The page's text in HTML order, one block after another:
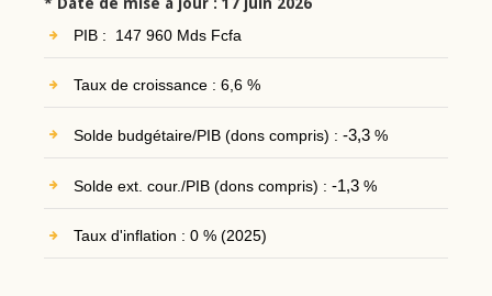
PIB : 147 960 Mds Fcfa
Taux de croissance : 6,6 %
Solde budgétaire/PIB (dons compris) : -3,3%
Solde ext. cour./PIB (dons compris) : -1,3%
Taux d'inflation : 0 % (2025)